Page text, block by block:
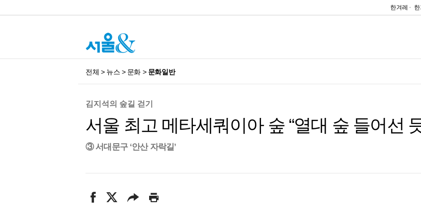
한겨레
전체 > 뉴스 > 문화 > 문화일반
김지석의 숲길 걷기
서울 최고 메타세쿼이아 숲 “열대 숲 들어선
③ 서대문구 ‘안산 자락길’